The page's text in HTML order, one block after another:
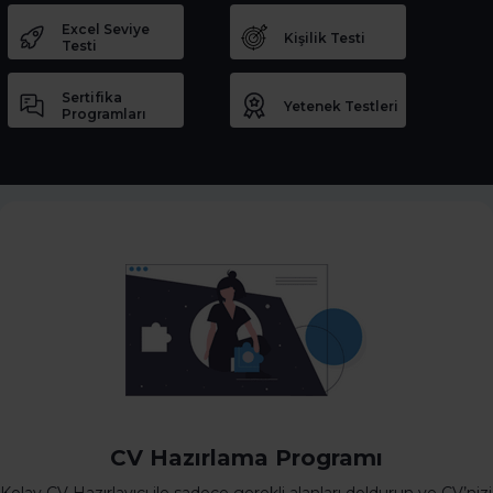
Excel Seviye
Testi
Kişilik Testi
Sertifika
Programları
Yetenek Testleri
CV Hazırlama Programı